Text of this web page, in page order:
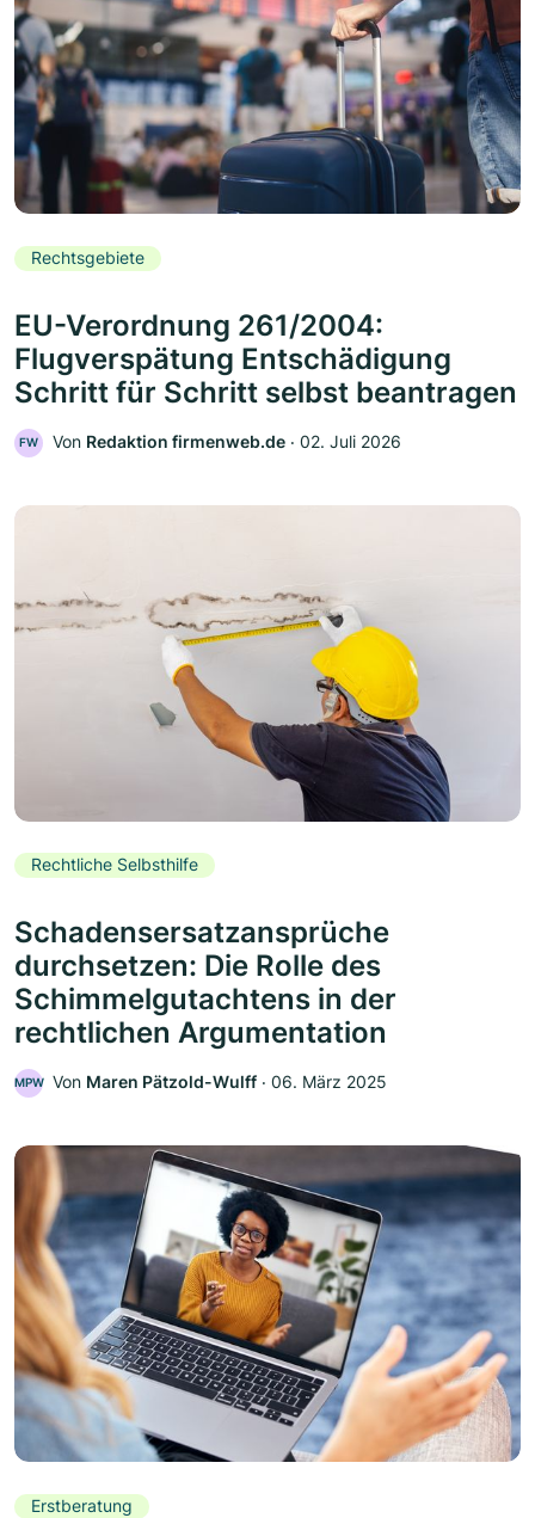
Rechtsgebiete
EU-Verordnung 261/2004:
Flugverspätung Entschädigung
Schritt für Schritt selbst beantragen
FW Von Redaktion firmenweb.de ‧ 02. Juli 2026
Rechtliche Selbsthilfe
Schadensersatzansprüche
durchsetzen: Die Rolle des
Schimmelgutachtens in der
rechtlichen Argumentation
MPW Von Maren Pätzold-Wulff ‧ 06. März 2025
Erstberatung